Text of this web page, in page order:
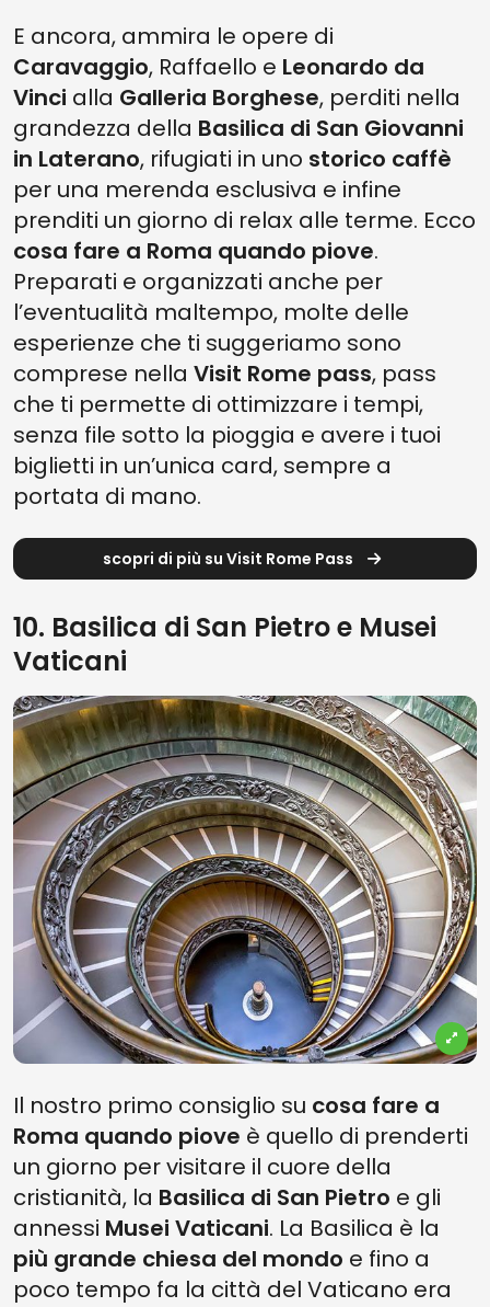
E ancora, ammira le opere di
Caravaggio, Raffaello e Leonardo da
Vinci alla Galleria Borghese, perditi nella
grandezza della Basilica di San Giovanni
in Laterano, rifugiati in uno storico caffè
per una merenda esclusiva e infine
prenditi un giorno di relax alle terme. Ecco
cosa fare a Roma quando piove.
Preparati e organizzati anche per
l’eventualità maltempo, molte delle
esperienze che ti suggeriamo sono
comprese nella Visit Rome pass, pass
che ti permette di ottimizzare i tempi,
senza file sotto la pioggia e avere i tuoi
biglietti in un’unica card, sempre a
portata di mano.
scopri di più su Visit Rome Pass
10. Basilica di San Pietro e Musei
Vaticani
Il nostro primo consiglio su cosa fare a
Roma quando piove è quello di prenderti
un giorno per visitare il cuore della
cristianità, la Basilica di San Pietro e gli
annessi Musei Vaticani. La Basilica è la
più grande chiesa del mondo e fino a
poco tempo fa la città del Vaticano era